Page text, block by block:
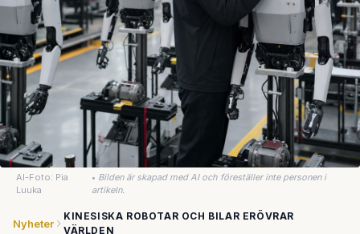
AI-Foto: Pia
Luuka
• Bilden är skapad med AI och föreställer inte personen i
artikeln.
Nyheter
KINESISKA ROBOTAR OCH BILAR ERÖVRAR
VÄRLDEN